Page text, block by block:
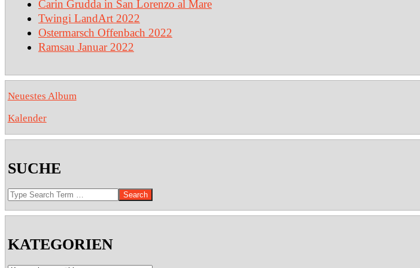
Carin Grudda in San Lorenzo al Mare
Twingi LandArt 2022
Ostermarsch Offenbach 2022
Ramsau Januar 2022
Neuestes Album
Kalender
SUCHE
Search
KATEGORIEN